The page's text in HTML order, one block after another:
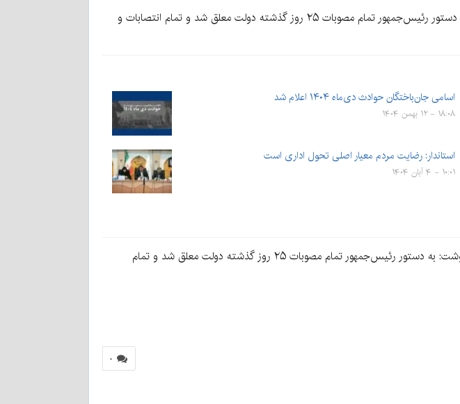
به گزارش کرمان‌نو به نقل از مهر، عضو کارگروه تعیین وزیر نفت دولت چهاردهم مدعی شد: به دستور رئیس‌جمهور تمام مصوبات ۲۵ روز گذشته دولت معلق شد و تمام انتصابات و
اسامی جان‌باختگان حوادث دی‌ماه ۱۴۰۴ اعلام شد
۱۸:۰۸ - ۱۲ بهمن ۱۴۰۴
استاندار: رضایت مردم معیار اصلی تحول اداری است
۱۰:۰۱ - ۴ آبان ۱۴۰۴
میثم شرفی عضو کارگروه تعیین وزیر نفت دولت چهاردهم در صفحه خود در فضای مجازی نوشت: به دستور رئیس‌جمهور تمام مصوبات ۲۵ روز گذشته دولت معلق شد و تمام
۰